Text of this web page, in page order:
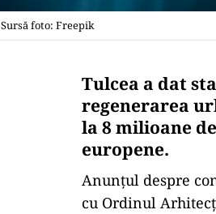
Sursă foto: Freepik
Tulcea a dat
regenerarea
la 8 milioane
europene.
Anunțul despre
cu Ordinul